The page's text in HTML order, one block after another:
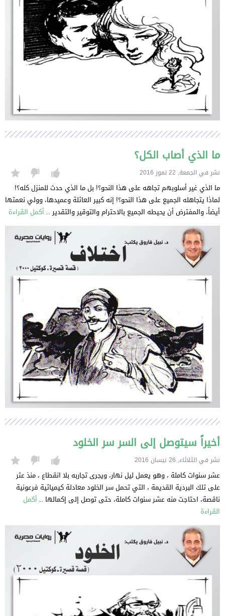
ما الذي أصاب الكل؟
نشر في الجمعة, 22 تموز 2016
ما الذي غير أسلوبهم تجاهه على هذا النحو؟! بل ما الذي حدث للمنزل كله؟!
لماذا يتجاهله الجميع على هذا النحو؟! إنه كبير العائلة وعميدها، وولي نعمتها
أيضاً، والمفترض أن يحيطه الجميع بالاحترام والتوقير والتقدير .. أكمل القراءة
أخيراً سيتوصل إلى السر سر الخلود
نشر في الثلاثاء, 26 نيسان 2016
عشر سنوات كاملة ، وهو يعمل ليل نهار، ويجرى تجاربه بلا انقطاع ، منذ عثر
على تلك البردية القديمة ، التي تحمل سر الخلود معادلة كيميائية فرعونية
ناقصة، احتاجت منه عشر سنوات كاملة، حتى توصل إلى إكمالها .. أكمل
القراءة